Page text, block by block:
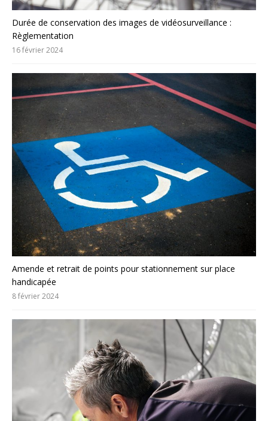
Durée de conservation des images de vidéosurveillance :
Règlementation
16 février 2024
Amende et retrait de points pour stationnement sur place
handicapée
8 février 2024